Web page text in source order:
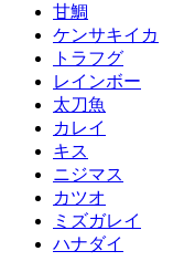
甘鯛
ケンサキイカ
トラフグ
レインボー
太刀魚
カレイ
キス
ニジマス
カツオ
ミズガレイ
ハナダイ